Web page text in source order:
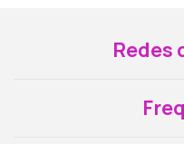
Redes